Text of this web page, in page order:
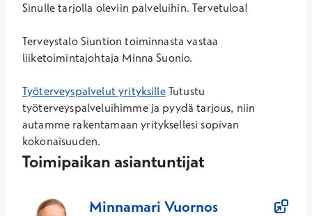
Sinulle tarjolla oleviin palveluihin. Tervetuloa!
Terveystalo Siuntion toiminnasta vastaa
liiketoimintajohtaja Minna Suonio.
Työterveyspalvelut yrityksilleTutustu
työterveyspalveluihimme ja pyydä tarjous, niin
autamme rakentamaan yrityksellesi sopivan
kokonaisuuden.
Toimipaikan asiantuntijat
Minnamari Vuornos